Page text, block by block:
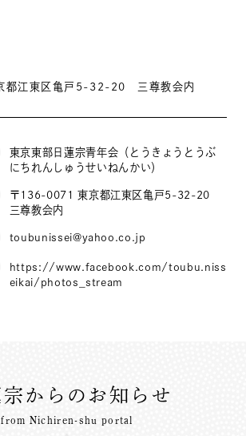
都江東区亀戸5-32-20 三尊教会内
東京東部日蓮宗青年会（とうきょうとうぶ
にちれんしゅうせいねんかい）
〒136-0071 東京都江東区亀戸5-32-20
三尊教会内
toubunissei@yahoo.co.jp
https://www.facebook.com/toubu.niss
eikai/photos_stream
宗からのお知らせ
from Nichiren-shu portal